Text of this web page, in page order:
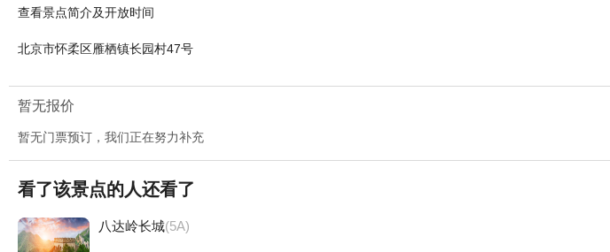
查看景点简介及开放时间
北京市怀柔区雁栖镇长园村47号
暂无报价
暂无门票预订，我们正在努力补充
看了该景点的人还看了
八达岭长城(5A)